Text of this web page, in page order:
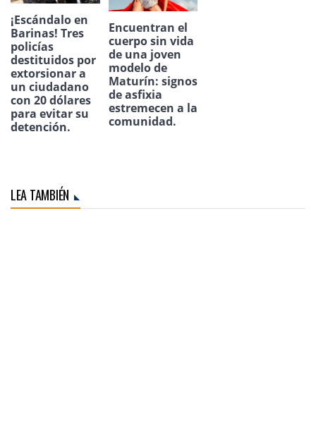
¡Escándalo en
Barinas! Tres
policías
destituidos por
extorsionar a
un ciudadano
con 20 dólares
para evitar su
detención.
Encuentran el
cuerpo sin vida
de una joven
modelo de
Maturín: signos
de asfixia
estremecen a la
comunidad.
LEA TAMBIÉN